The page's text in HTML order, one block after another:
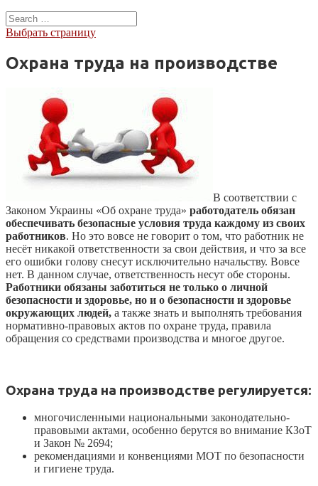
Выбрать страницу
Охрана труда на производстве
В соответствии с
Законом Украины «Об охране труда» работодатель обязан
обеспечивать безопасные условия труда каждому из своих
работников. Но это вовсе не говорит о том, что работник не
несёт никакой ответственности за свои действия, и что за все
его ошибки голову снесут исключительно начальству. Вовсе
нет. В данном случае, ответственность несут обе стороны.
Работники обязаны заботиться не только о личной
безопасности и здоровье, но и о безопасности и здоровье
окружающих людей, а также знать и выполнять требования
нормативно-правовых актов по охране труда, правила
обращения со средствами производства и многое другое.
Охрана труда на производстве регулируется:
многочисленными национальными законодательно-
правовыми актами, особенно берутся во внимание КЗоТ
и Закон № 2694;
рекомендациями и конвенциями МОТ по безопасности
и гигиене труда.